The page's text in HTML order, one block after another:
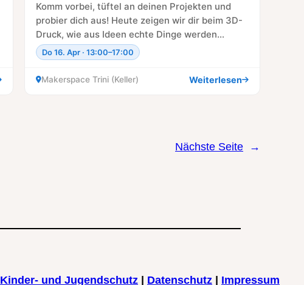
Komm vorbei, tüftel an deinen Projekten und
probier dich aus! Heute zeigen wir dir beim 3D-
Druck, wie aus Ideen echte Dinge werden…
Do 16. Apr · 13:00–17:00
Makerspace Trini (Keller) Weiterlesen
Nächste Seite →
Kinder- und Jugendschutz Datenschutz Impressum